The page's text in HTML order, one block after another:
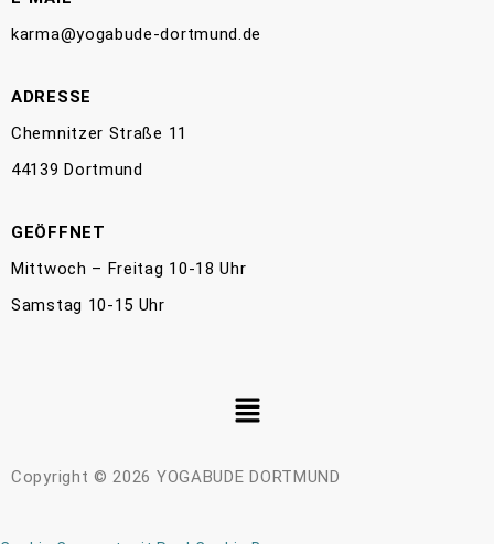
karma@yogabude-dortmund.de
ADRESSE
Chemnitzer Straße 11
44139 Dortmund
GEÖFFNET
Mittwoch – Freitag 10-18 Uhr
Samstag 10-15 Uhr
Copyright © 2026 YOGABUDE DORTMUND